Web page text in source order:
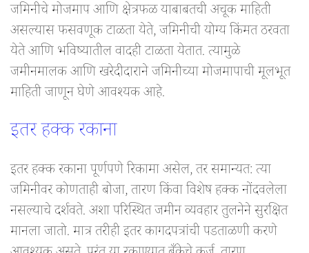
जमिनीचे मोजमाप आणि क्षेत्रफळ याबाबतची अचूक माहिती
असल्यास फसवणूक टाळता येते, जमिनीची योग्य किंमत ठरवता
येते आणि भविष्यातील वादही टाळता येतात. त्यामुळे
जमीनमालक आणि खरेदीदाराने जमिनीच्या मोजमापाची मूलभूत
माहिती जाणून घेणे आवश्यक आहे.
इतर हक्क रकाना
इतर हक्क रकाना पूर्णपणे रिकामा असेल, तर समान्यत: त्या
जमिनीवर कोणताही बोजा, तारण किंवा विशेष हक्क नोंदवलेला
नसल्याचे दर्शवते. अशा परिस्थित जमीन व्यवहार तुलनेने सुरक्षित
मानला जातो. मात्र तरीही इतर कागदपत्रांची पडताळणी करणे